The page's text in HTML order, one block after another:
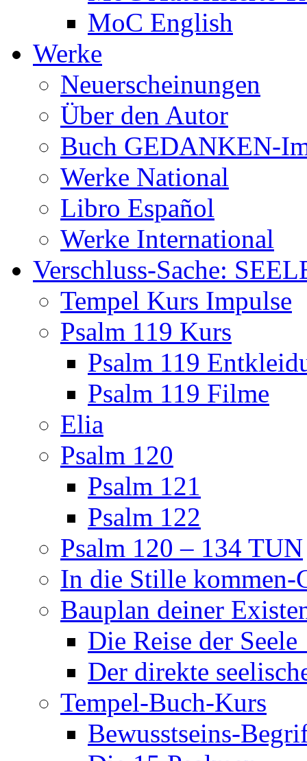
MoC English
Werke
Neuerscheinungen
Über den Autor
Buch GEDANKEN-
Werke National
Libro Español
Werke International
Verschluss-Sache:
Tempel Kurs Impulse
Psalm 119 Kurs
Psalm 119
Psalm 119 Filme
Elia
Psalm 120
Psalm 121
Psalm 122
Psalm 120 – 134 TUN
In die Stille kommen-
Bauplan deiner
Die Reise der
Der direkte
Tempel-Buch-Kurs
Bewusstseins-